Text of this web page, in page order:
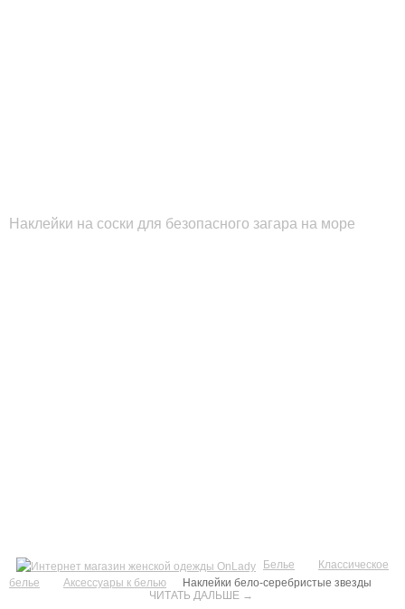
Наклейки на соски для безопасного загара на море
ЧИТАТЬ ДАЛЬШЕ →
Белье
Классическое
белье
Аксессуары к белью Наклейки бело-серебристые звезды